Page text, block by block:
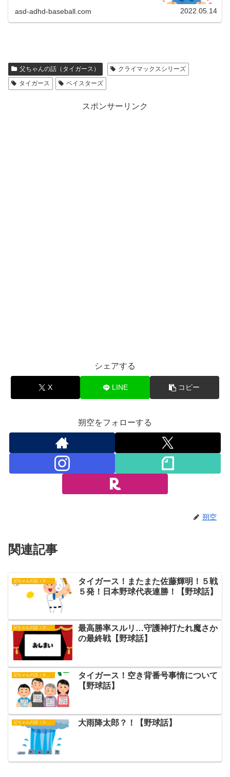
（ASD）とADHD診断済...
asd-adhd-baseball.com 2022.05.14
父ちゃんの話（タイガース）
クライマックスシリーズ
タイガース
ベイスターズ
スポンサーリンク
シェアする
X LINE コピー
朔空をフォローする
朔空
関連記事
タイガース！またまた佐藤輝明！５戦
５発！日本野球代表連勝！【野球話】
父ちゃんの話（タイガース）
最高勝率スルリ…守護神打たれ魔さか
の最終戦【野球話】
父ちゃんの話（タイガース）
タイガース！空き背番号事情について
【野球話】
大雨降太郎？！【野球話】